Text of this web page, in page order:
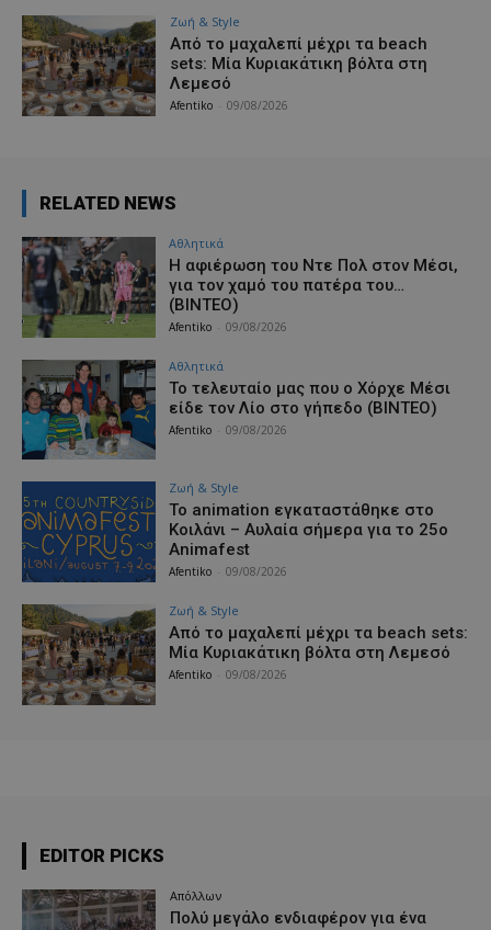
Ζωή & Style
Από το μαχαλεπί μέχρι τα beach
sets: Μία Κυριακάτικη βόλτα στη
Λεμεσό
Afentiko 09/08/2026
RELATED NEWS
Αθλητικά
Η αφιέρωση του Ντε Πολ στον Μέσι,
για τον χαμό του πατέρα του…
(ΒΙΝΤΕΟ)
Afentiko 09/08/2026
Αθλητικά
Το τελευταίο μας που ο Χόρχε Μέσι
είδε τον Λίο στο γήπεδο (ΒΙΝΤΕΟ)
Afentiko 09/08/2026
Ζωή & Style
Το animation εγκαταστάθηκε στο
Κοιλάνι – Αυλαία σήμερα για το 25ο
Animafest
Afentiko 09/08/2026
Ζωή & Style
Από το μαχαλεπί μέχρι τα beach sets:
Μία Κυριακάτικη βόλτα στη Λεμεσό
Afentiko 09/08/2026
EDITOR PICKS
Απόλλων
Πολύ μεγάλο ενδιαφέρον για ένα